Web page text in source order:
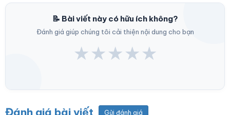
📝 Bài viết này có hữu ích không?
Đánh giá giúp chúng tôi cải thiện nội dung cho bạn
★★★★★
Đánh giá bài viết Gửi đánh giá